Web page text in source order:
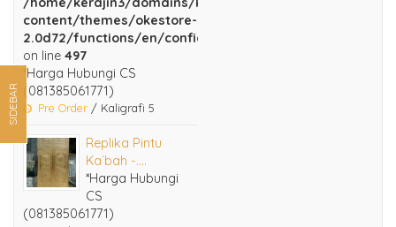
content/themes/okestore-
2.0d72/functions/en/configuration.php
on line 497
*Harga Hubungi CS
(081385061771)
Pre Order / Kaligrafi 5
Replika Pintu
Ka`bah -....
*Harga Hubungi
CS
(081385061771)
SIDEBAR